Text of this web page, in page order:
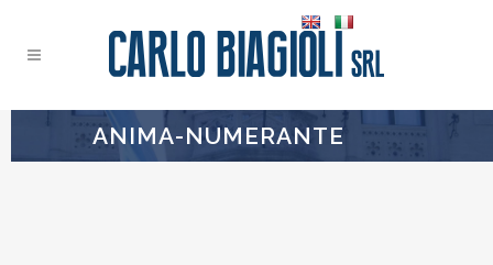
ANIMA-NUMERANTE